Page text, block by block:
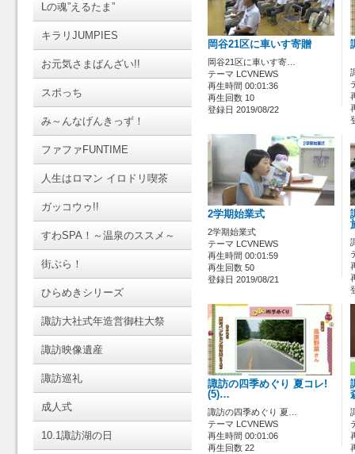
Lの魂”えるたま”
キラリJUMPIES
お元気さまばんざい!!
スポっち
み～んなげんきっず！
ファファFUNTIME
人生はロマン イロドリ喫茶
ガッコウゥ!!
すわSPA！～温泉のススメ～
街ぶら！
ひらめきシリーズ
諏訪大社式年造営御柱大祭
諏訪映像遺産
諏訪巡礼
成人式
10.1諏訪湖の日
岡谷21区に車いす寄贈
岡谷21区に車いす寄…
テーマ LCVNEWS
再生時間 00:01:36
再生回数 10
登録日 2019/08/22
2学期始業式
2学期始業式
テーマ LCVNEWS
再生時間 00:01:59
再生回数 50
登録日 2019/08/21
諏訪の四季めぐり 夏コレ!
(5)…
諏訪の四季めぐり 夏…
テーマ LCVNEWS
再生時間 00:01:06
再生回数 22